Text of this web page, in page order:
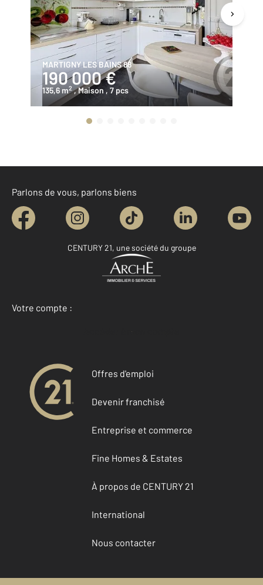
MARTIGNY LES BAINS 88
190 000 €
135,6 m2 , Maison , 7 pcs
Parlons de vous, parlons biens
CENTURY 21, une société du groupe
Votre compte :
Accéder à mon compte
Offres d'emploi
Devenir franchisé
Entreprise et commerce
Fine Homes & Estates
À propos de CENTURY 21
International
Nous contacter